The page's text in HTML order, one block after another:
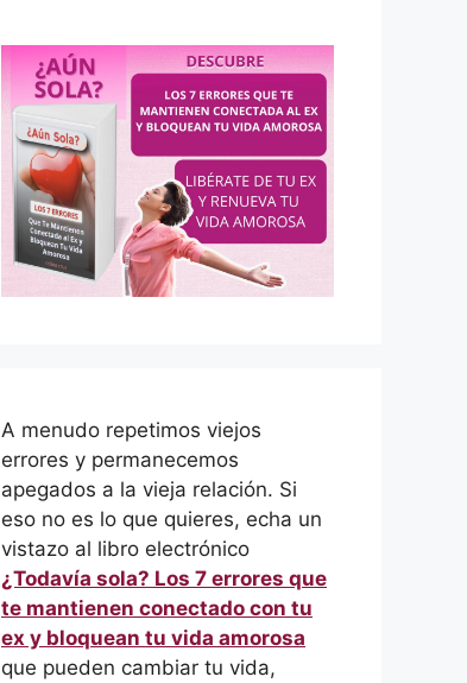
A menudo repetimos viejos
errores y permanecemos
apegados a la vieja relación. Si
eso no es lo que quieres, echa un
vistazo al libro electrónico
¿Todavía sola? Los 7 errores que
te mantienen conectado con tu
ex y bloquean tu vida amorosa
que pueden cambiar tu vida,